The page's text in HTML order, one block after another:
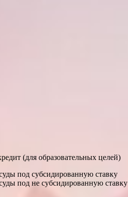
(для образовательных целей)
под субсидированную ставку
под не субсидированную ставку